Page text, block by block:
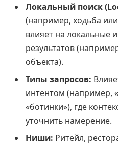
Локальный поиск
(например, ходьба
влияет на локальные
результатов
объекта).
Типы запросов:
интентом (например,
«ботинки»), где
уточнить намерение.
Ниши: Ритейл,